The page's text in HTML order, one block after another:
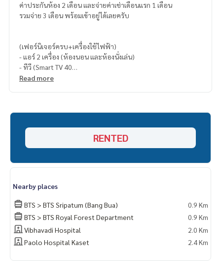
ค่าประกันห้อง 2 เดือน และจ่ายค่าเช่าเดือนแรก 1 เดือน
รวมจ่าย 3 เดือน พร้อมเข้าอยู่ได้เลยครับ
(เฟอร์นิเจอร์ครบ+เครื่องใช้ไฟฟ้า)
- แอร์ 2 เครื่อง (ห้องนอน และห้องนั่งเล่น)
- ทีวี (Smart TV 40
\\\\\\\\\\\\\\\\\\\\\\\\\\\\\\\\\\\\\\\\\\\\\\\\\\\\\\\\\\\\\\\")
-โต๊ะอ่านหนังสือ
-ประตู Digital
Read more
RENTED
Nearby places
BTS > BTS Sripatum (Bang Bua)
0.9 Km
BTS > BTS Royal Forest Department
0.9 Km
Vibhavadi Hospital
2.0 Km
Paolo Hospital Kaset
2.4 Km